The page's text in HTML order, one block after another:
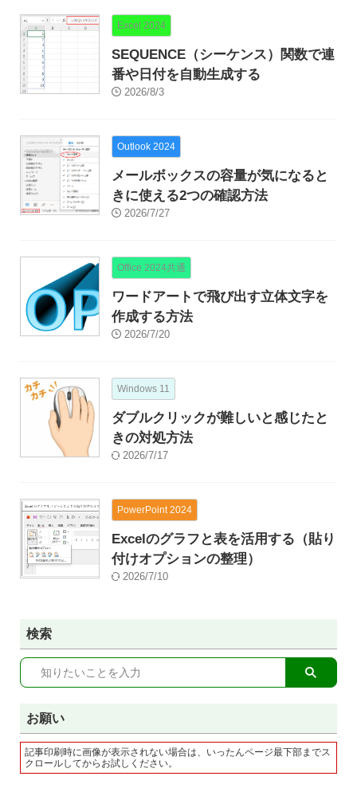
Excel 2024
SEQUENCE（シーケンス）関数で連
番や日付を自動生成する
2026/8/3
Outlook 2024
メールボックスの容量が気になると
きに使える2つの確認方法
2026/7/27
Office 2024共通
ワードアートで飛び出す立体文字を
作成する方法
2026/7/20
Windows 11
ダブルクリックが難しいと感じたと
きの対処方法
2026/7/17
PowerPoint 2024
Excelのグラフと表を活用する（貼り
付けオプションの整理）
2026/7/10
検索
お願い
記事印刷時に画像が表示されない場合は、いったんページ最下部までス
クロールしてからお試しください。